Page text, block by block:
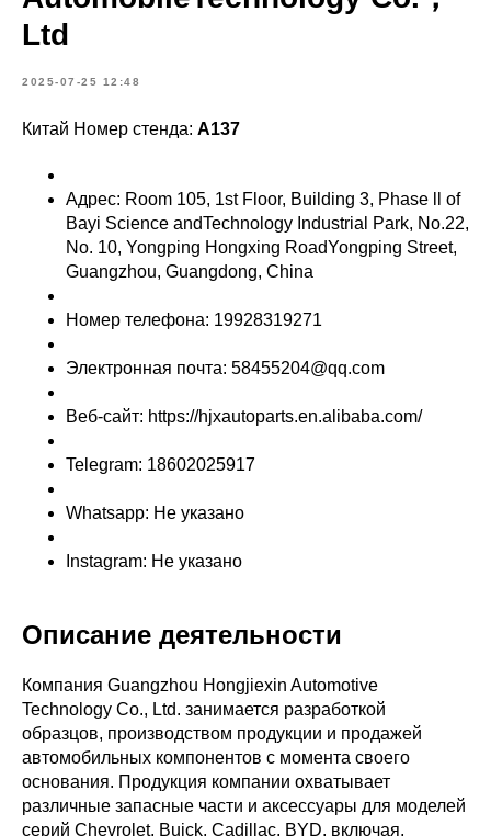
Ltd
2025-07-25 12:48
Китай Номер стенда: A137
Адрес: Room 105, 1st Floor, Building 3, Phase ll of
Bayi Science andTechnology Industrial Park, No.22,
No. 10, Yongping Hongxing RoadYongping Street,
Guangzhou, Guangdong, China
Номер телефона: 19928319271
Электронная почта: 58455204@qq.com
Веб-сайт: https://hjxautoparts.en.alibaba.com/
Telegram: 18602025917
Whatsapp: Не указано
Instagram: Не указано
Описание деятельности
Компания Guangzhou Hongjiexin Automotive
Technology Co., Ltd. занимается разработкой
образцов, производством продукции и продажей
автомобильных компонентов с момента своего
основания. Продукция компании охватывает
различные запасные части и аксессуары для моделей
серий Chevrolet, Buick, Cadillac, BYD, включая,